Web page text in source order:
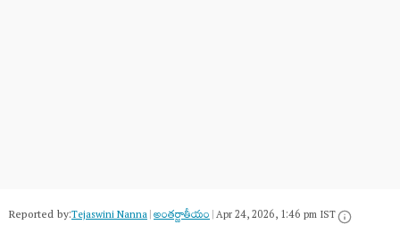
Reported by:Tejaswini Nanna|అంత‌ర్జాతీయం|Apr 24, 2026, 1:46 pm IST